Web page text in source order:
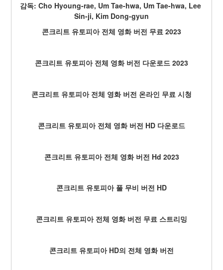
감독: Cho Hyoung-rae, Um Tae-hwa, Um Tae-hwa, Lee
Sin-ji, Kim Dong-gyun
콘크리트 유토피아 전체 영화 버전 무료 2023
콘크리트 유토피아 전체 영화 버전 다운로드 2023
콘크리트 유토피아 전체 영화 버전 온라인 무료 시청
콘크리트 유토피아 전체 영화 버전 HD 다운로드
콘크리트 유토피아 전체 영화 버전 Hd 2023
콘크리트 유토피아 풀 무비 버전 HD
콘크리트 유토피아 전체 영화 버전 무료 스트리밍
콘크리트 유토피아 HD의 전체 영화 버전